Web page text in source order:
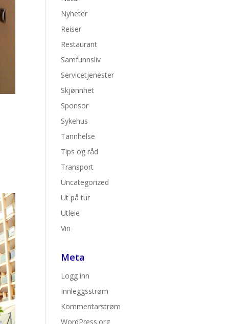
Nyheter
Reiser
Restaurant
Samfunnsliv
Servicetjenester
Skjønnhet
Sponsor
Sykehus
Tannhelse
Tips og råd
Transport
Uncategorized
Ut på tur
Utleie
Vin
Meta
Logg inn
Innleggsstrøm
Kommentarstrøm
WordPress.org